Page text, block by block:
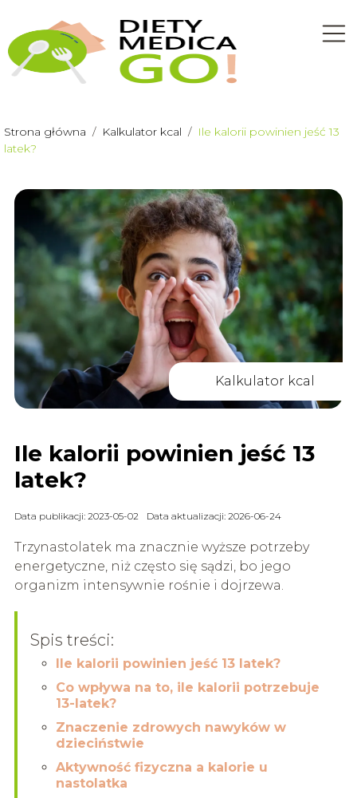
Strona główna / Kalkulator kcal / Ile kalorii powinien jeść 13
latek?
Kalkulator kcal
Ile kalorii powinien jeść 13
latek?
Data publikacji: 2023-05-02 Data aktualizacji: 2026-06-24
Trzynastolatek ma znacznie wyższe potrzeby
energetyczne, niż często się sądzi, bo jego
organizm intensywnie rośnie i dojrzewa.
Spis treści:
Ile kalorii powinien jeść 13 latek?
Co wpływa na to, ile kalorii potrzebuje
13-latek?
Znaczenie zdrowych nawyków w
dzieciństwie
Aktywność fizyczna a kalorie u
nastolatka